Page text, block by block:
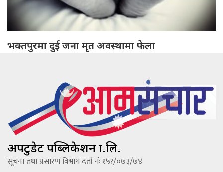
भक्तपुरमा दुई जना मृत अवस्थामा फेला
अपटुडेट पब्लिकेशन प्रा.लि.
सूचना तथा प्रसारण विभाग दर्ता नंः १५१/०७३/७४